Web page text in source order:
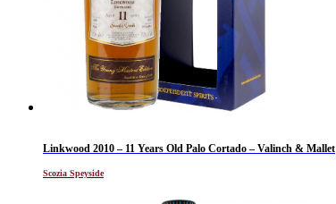
Linkwood 2010 – 11 Years Old Palo Cortado – Valinch & Mallet
Scozia Speyside